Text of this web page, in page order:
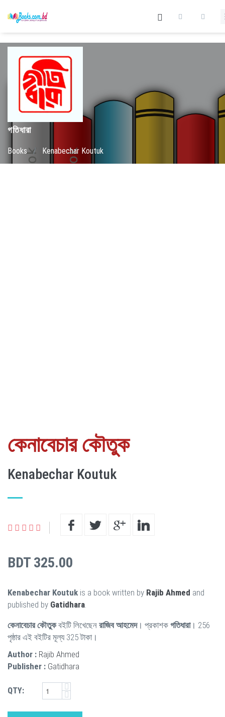
গতিধারা
Books / Kenabechar Koutuk
কেনাবেচার কৌতুক
Kenabechar Koutuk
BDT 325.00
Kenabechar Koutuk is a book written by Rajib Ahmed and
published by Gatidhara
কেনাবেচার কৌতুকবইটি লিখেছেন রাজিব আহমেদ। প্রকাশক গতিধারা। 256
পৃষ্ঠার এই বইটির মূল্য 325 টাকা।
Author : Rajib Ahmed
Publisher : Gatidhara
QTY: